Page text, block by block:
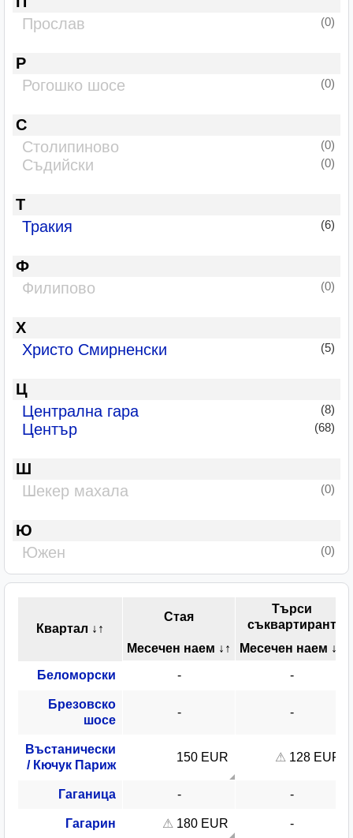
Прослав
(0)
Р
Рогошко шосе
(0)
С
Столипиново
(0)
Съдийски (0)
Т
Тракия
(6)
Ф
Филипово
(0)
Х
Христо Смирненски
(5)
Ц
Централна гара
(8)
Център (68)
Ш
Шекер махала
(0)
Ю
Южен
(0)
Квартал ↓↑
Стая
Търси
съквартирант
Месечен наем ↓↑ Месечен наем ↓↑
Беломорски
Брезовско
шосе
Въстанически
/ Кючук Париж
150 EUR 128 EUR
Гаганица
Гагарин 180 EUR